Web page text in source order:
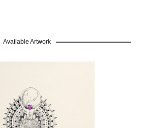
Available Artwork